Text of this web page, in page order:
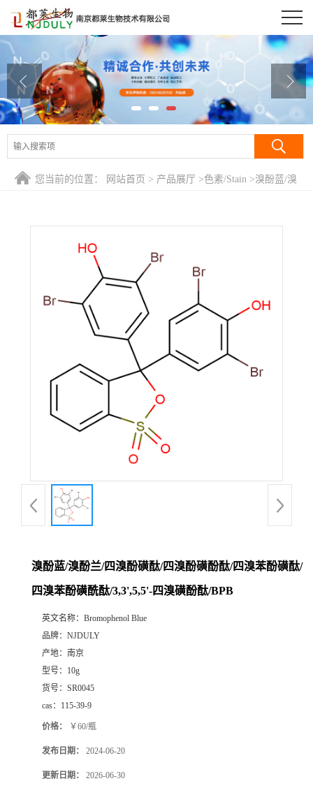
公司首页
公司介绍
公司动态
产品展厅
证书荣誉
您当前的位置： 网站首页 > 产品展厅 >色素/Stain >溴酚蓝/溴
溴酚蓝/溴酚兰/四溴酚磺酞/四溴酚磺酚酞/四溴苯酚磺酞/
四溴苯酚磺酰酞/3,3',5,5'-四溴磺酚酞/BPB
英文名称： Bromophenol Blue
品牌： NJDULY
产地： 南京
型号： 10g
货号： SR0045
cas： 115-39-9
价格： ￥60/瓶
发布日期： 2024-06-20
更新日期： 2026-06-30